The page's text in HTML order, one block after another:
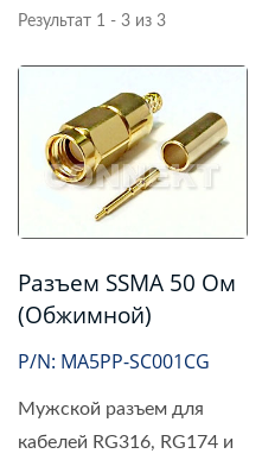
Результат 1 - 3 из 3
Разъем SSMA 50 Ом
(обжимной)
P/N: MA5PP-SC001CG
Мужской разъем для
кабелей RG316, RG174 и